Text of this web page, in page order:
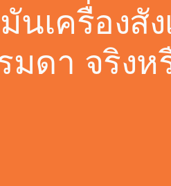
นเครื่องสั
มดา จริงห